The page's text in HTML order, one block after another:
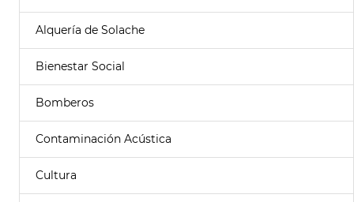
Alquería de Solache
Bienestar Social
Bomberos
Contaminación Acústica
Cultura